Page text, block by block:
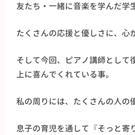
友たち・一緒に音楽を学んだ学
たくさんの応援と優しさに、心
そして今回、ピアノ講師として
上に喜んでくれている事。
私の周りには、たくさんの人の
息子の育児を通して『そっと寄